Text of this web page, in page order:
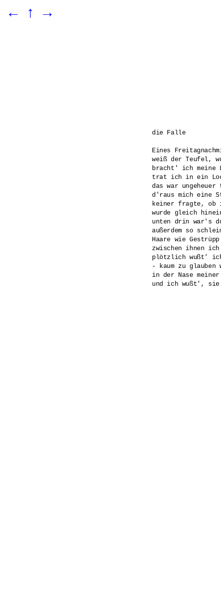
← ↑ →
die Falle
Eines
weiß der Teufel,
bracht' ich meine
trat ich in ein
das war
d'raus mich eine
keiner fragte,
wurde gleich
unten drin war's
außerdem so
Haare wie
zwischen ihnen ich
plötzlich wußt'
- kaum zu glauben
in der Nase
und ich wußt',